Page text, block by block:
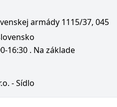
armády 1115/37, 045
16:30 . Na základe
- Sídlo